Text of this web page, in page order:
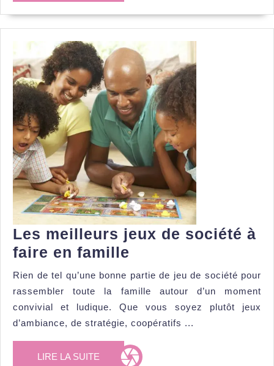
impeccable
SUITE
Les meilleurs jeux de société à
faire en famille
meilleurs
jeux
de
société
à
faire
Rien de tel qu’une bonne partie de jeu de société pour
rassembler toute la famille autour d’un moment
convivial et ludique. Que vous soyez plutôt jeux
d’ambiance, de stratégie, coopératifs ...
LIRE LA SUITE